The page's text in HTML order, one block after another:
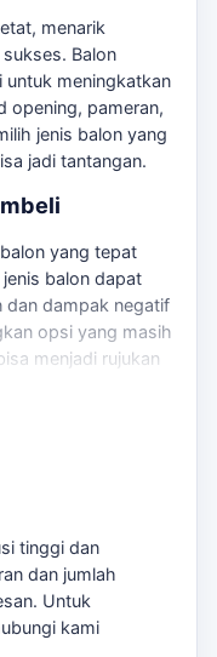
menarik
Balon
untuk meningkatkan
opening, pameran,
jenis balon yang
jadi tantangan.
yang tepat
balon dapat
dan dampak negatif
opsi yang masih
menjadi rujukan
Anda
menarik
jenis balon
tinggi dan
dan jumlah
Untuk
kami